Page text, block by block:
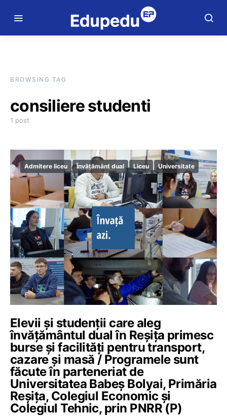
BROWSING TAG
consiliere studenti
1 post
Admitere liceu Învățământ dual Liceu Universitate
Elevii și studenții care aleg
învățământul dual în Reșița primesc
burse și facilități pentru transport,
cazare și masă / Programele sunt
făcute în parteneriat de
Universitatea Babeș Bolyai, Primăria
Reșița, Colegiul Economic și
Colegiul Tehnic, prin PNRR (P)